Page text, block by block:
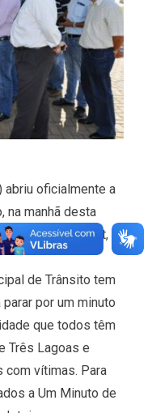
abriu oficialmente a
na manhã desta
Ramez Tebet,
de Trânsito tem
por um minuto
que todos têm
Três Lagoas e
com vítimas. Para
a Um Minuto de